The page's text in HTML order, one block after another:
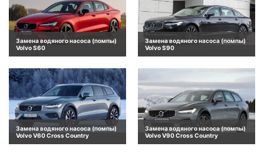
Замена водяного насоса (помпы)
Volvo S60
Замена водяного насоса (помпы)
Volvo S90
Замена водяного насоса (помпы)
Volvo V60 Cross Country
Замена водяного насоса (помпы)
Volvo V90 Cross Country